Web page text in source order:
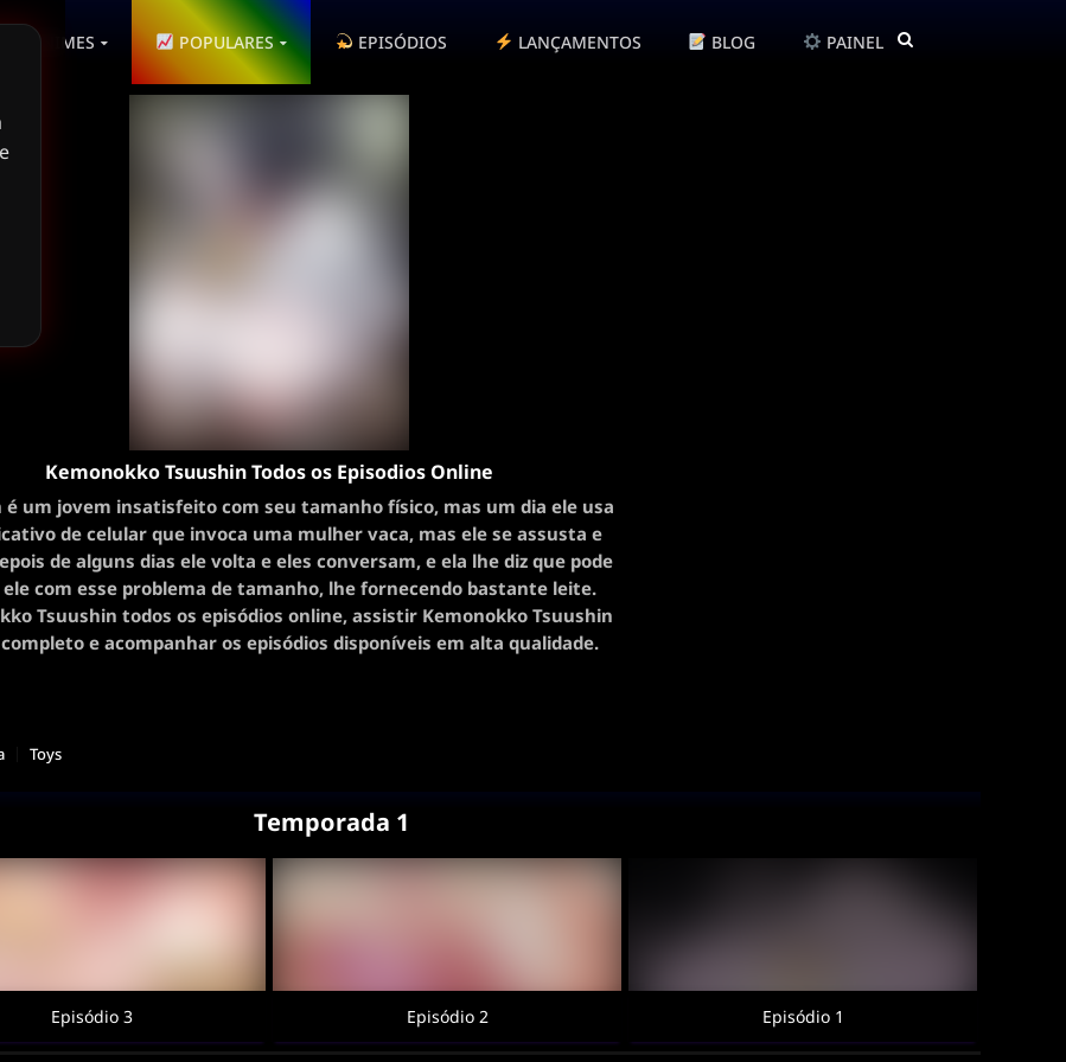
ANIMES POPULARES EPISÓDIOS LANÇAMENTOS BLOG PAINEL
Kemonokko Tsuushin Todos os Episodios Online
é um jovem insatisfeito com seu tamanho físico, mas um dia ele usa
de celular que invoca uma mulher vaca, mas ele se assusta e
de alguns dias ele volta e eles conversam, e ela lhe diz que pode
com esse problema de tamanho, lhe fornecendo bastante leite.
Tsuushin todos os episódios online, assistir Kemonokko Tsuushin
e acompanhar os episódios disponíveis em alta qualidade.
Toys
Temporada 1
Episódio 3 Episódio 2 Episódio 1